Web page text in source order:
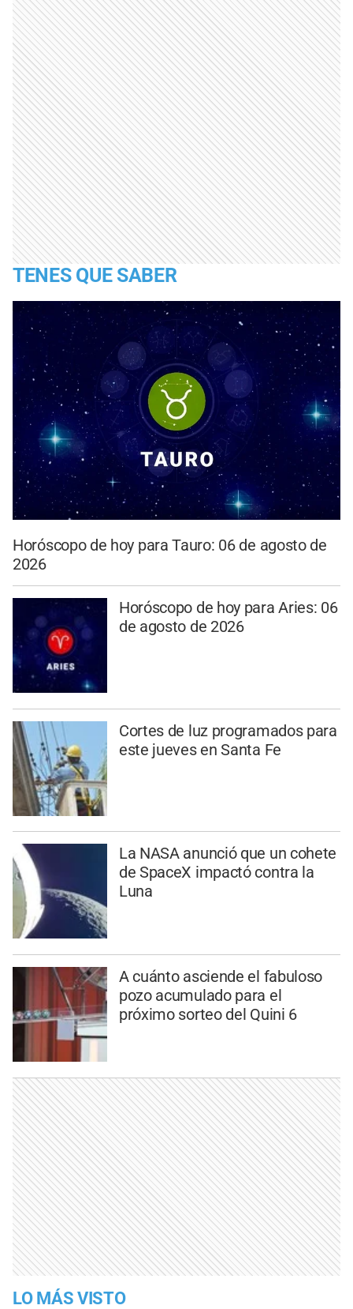
TENES QUE SABER
Horóscopo de hoy para Tauro: 06 de agosto de
2026
Horóscopo de hoy para Aries: 06
de agosto de 2026
Cortes de luz programados para
este jueves en Santa Fe
La NASA anunció que un cohete
de SpaceX impactó contra la
Luna
A cuánto asciende el fabuloso
pozo acumulado para el
próximo sorteo del Quini 6
LO MÁS VISTO